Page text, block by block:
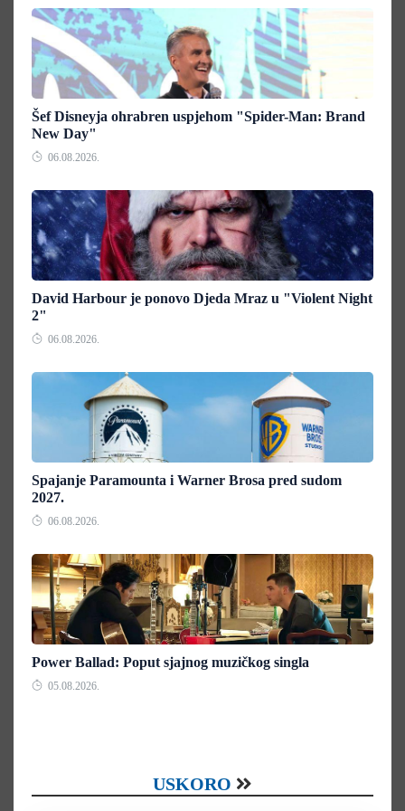
Šef Disneyja ohrabren uspjehom "Spider-Man: Brand
New Day"
06.08.2026.
David Harbour je ponovo Djeda Mraz u "Violent Night
2"
06.08.2026.
Spajanje Paramounta i Warner Brosa pred sudom
2027.
06.08.2026.
Power Ballad: Poput sjajnog muzičkog singla
05.08.2026.
USKORO